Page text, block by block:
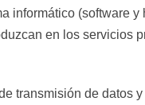
informático (software y
en los servicios
transmisión de datos